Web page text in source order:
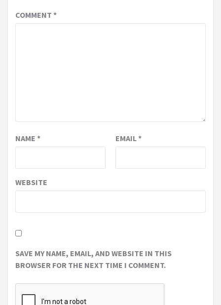
COMMENT *
NAME * EMAIL*
WEBSITE
SAVE MY NAME, EMAIL, AND WEBSITE IN THIS
BROWSER FOR THE NEXT TIME I COMMENT.